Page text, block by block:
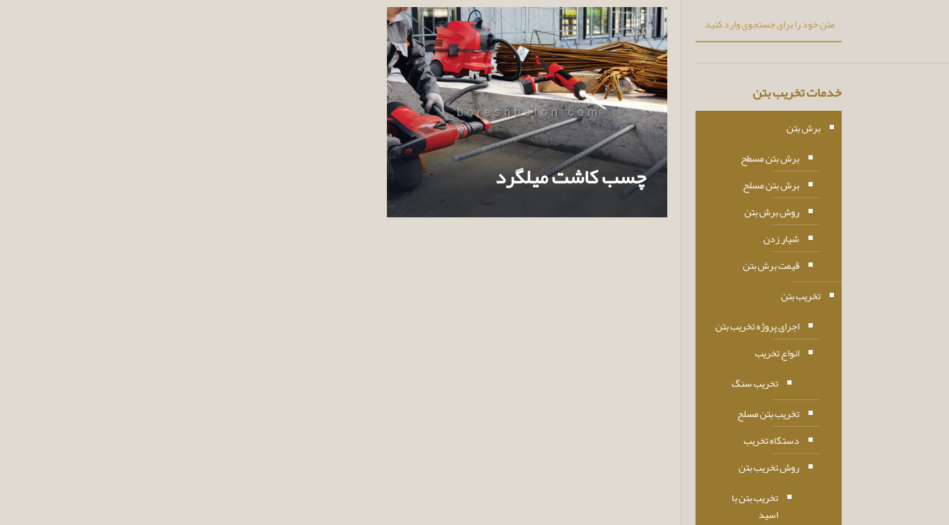
چسب کاشت میلگرد
خدمات تخریب بتن
برش بتن
برش بتن مسطح
برش بتن مسلح
روش برش بتن
شیار زدن
قیمت برش بتن
تخریب بتن
اجرای پروژه تخریب بتن
انواع تخریب
تخریب سنگ
تخریب بتن مسلح
دستگاه تخریب
روش تخریب بتن
تخریب بتن با
اسید